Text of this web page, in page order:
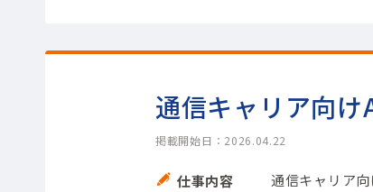
通信キャリア向
掲載開始日：2026.04.22
仕事内容
通信キャリア